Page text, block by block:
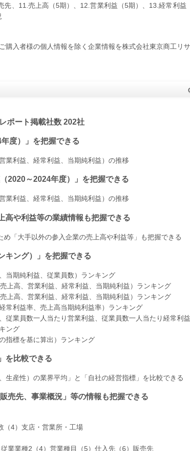
、11.売上高（5期）、12.営業利益（5期）、13.経常利益
購入者様の個人情報を除く企業情報を株式会社東京商工リ
ポート掲載社数 202社
度）」を把握できる
業利益、経常利益、当期純利益）の推移
2020～2024年度）」を把握できる
業利益、経常利益、当期純利益）の推移
高や利益等の業績情報も把握できる
「大手以外の参入企業の売上高や利益等」も把握できる
キング）」を把握できる
当期純利益、従業員数）ランキング
上高、営業利益、経常利益、当期純利益）ランキング
上高、営業利益、経常利益、当期純利益）ランキング
常利益率、売上高当期純利益率）ランキング
従業員数一人当たり営業利益、従業員数一人当たり経常利益
ング
指標を基に算出）ランキング
を比較できる
生産性）の業界平均」と「自社の経営指標」を比較できる
売先、事業概況」等の情報も把握できる
（4）支店・営業所・工場
業業種2（4）営業種目（5）仕入先（6）販売先